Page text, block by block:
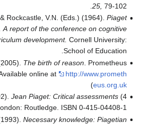
25, 79-102.
Rockcastle, V.N. (Eds.) (1964). Piaget
A report of the conference on cognitive
development. Cornell University:
School of Education.
The birth of reason . Prometheus
online at
http://www.prometh
eus.org.uk
)
Jean Piaget: Critical assessments(4
Routledge. ISBN 0-415-04408-1.
Necessary knowledge: Piagetian